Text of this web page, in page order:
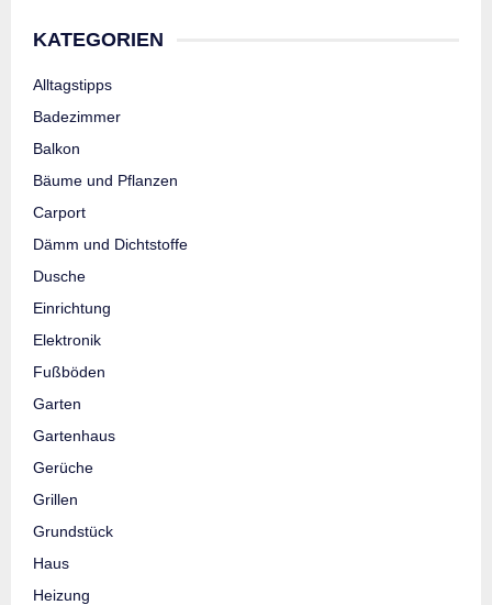
KATEGORIEN
Alltagstipps
Badezimmer
Balkon
Bäume und Pflanzen
Carport
Dämm und Dichtstoffe
Dusche
Einrichtung
Elektronik
Fußböden
Garten
Gartenhaus
Gerüche
Grillen
Grundstück
Haus
Heizung